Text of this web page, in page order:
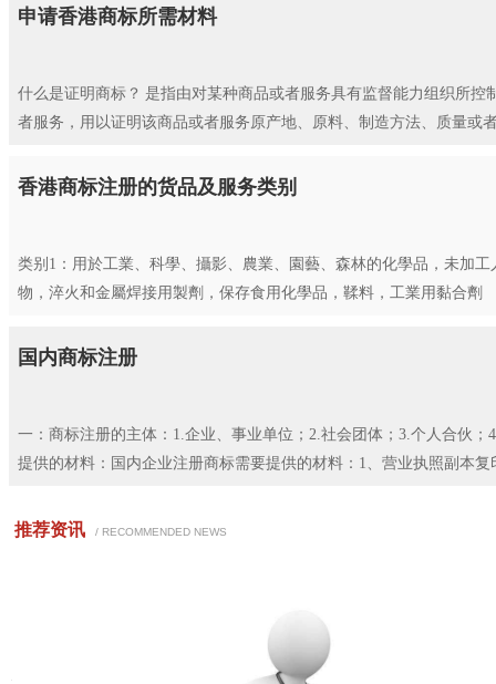
申请香港商标所需材料
什么是证明商标？ 是指由对某种商品或者服务具有监督能力组织所
者服务，用以证明该商品或者服务原产地、原料、制造方法、质量或
香港商标注册的货品及服务类别
类别1： 用於工業、科學、攝影、農業、園藝、森林的化學品，未加
物，淬火和金屬焊接用製劑，保存食用化學品，鞣料，工業用黏合劑
国内商标注册
一：商标注册的主体：1.企业、事业单位；2.社会团体；3.个人合伙
提供的材料：国内企业注册商标需要提供的材料：1、营业执照副本
推荐资讯 / RECOMMENDED NEWS